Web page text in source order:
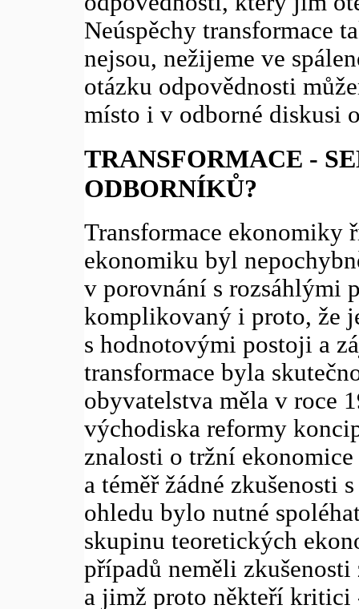
Neúspěchy transformace
nejsou, nežijeme ve
otázku odpovědnosti
místo i v odborné diskusi
TRANSFORMACE -
ODBORNÍKŮ?
Transformace ekonomiky
ekonomiku byl
v porovnání s rozsáhlými
komplikovaný i proto, že
s hodnotovými postoji a
transformace byla
obyvatelstva měla v roce
východiska reformy
znalosti o tržní
a téměř žádné zkušenosti
ohledu bylo nutné
skupinu teoretických
případů neměli
a jimž proto někteří kritici